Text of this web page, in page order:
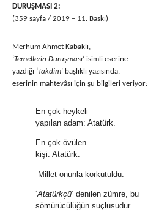
DURUŞMASI 2:
(359 sayfa / 2019 – 11. Baskı)
Merhum Ahmet Kabaklı,
‘Temellerin Duruşması’ isimli eserine
yazdığı ‘Takdim’ başlıklı yazısında,
eserinin mahtevâsı için şu bilgileri veriyor:
En çok heykeli
yapılan adam: Atatürk.
En çok övülen
kişi: Atatürk.
Millet onunla korkutuldu.
‘Atatürkçü’ denilen zümre, bu
sömürücülüğün suçlusudur.